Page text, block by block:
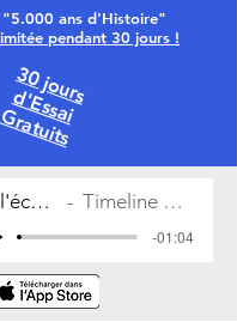
"5.000 ans d'Histoire"
pendant 30 jours !
30 jours
d'Essai
Gratuits
À l'écoute Timeline Radio
-01:04